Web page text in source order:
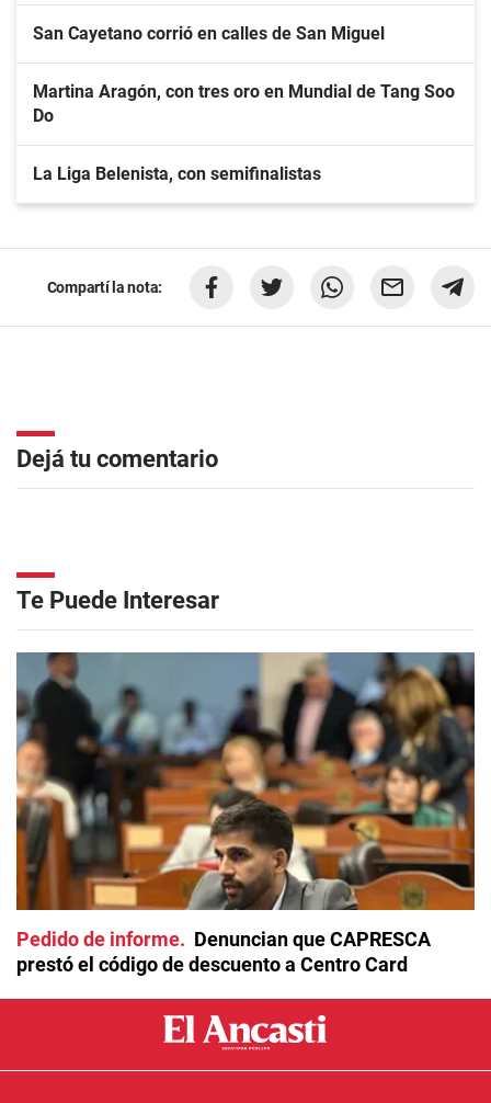
San Cayetano corrió en calles de San Miguel
Martina Aragón, con tres oro en Mundial de Tang Soo
Do
La Liga Belenista, con semifinalistas
Compartí la nota:
Dejá tu comentario
Te Puede Interesar
Pedido de informe
Denuncian que CAPRESCA
prestó el código de descuento a Centro Card